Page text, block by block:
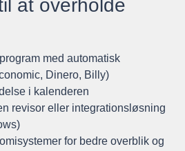
at overholde
med automatisk
Dinero, Billy)
i kalenderen
revisor eller integrationsløsning
for bedre overblik og